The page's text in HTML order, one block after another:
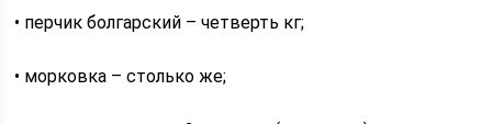
• перчик болгарский – четверть кг;
• морковка – столько же;